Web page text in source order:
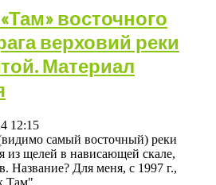
восточного
верховий реки
Материал
12:15
самый восточный) реки
из щелей в нависающей скале,
Название? Для меня, с 1997 г.,
Там".